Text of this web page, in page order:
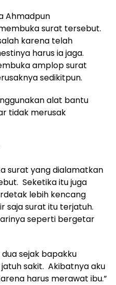
Ahmadpun
surat tersebut.
karena telah
harus ia jaga.
amplop surat
sedikitpun.
alat bantu
tidak merusak
surat yang dialamatkan
Seketika itu juga
lebih kencang
saja surat itu terjatuh.
seperti bergetar
sejak bapakku
sakit. Akibatnya aku
harus merawat ibu.”